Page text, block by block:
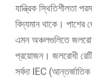
যান্ত্রিক স্থিতিশীলতা
বিদ্যমান থাকে। পাশের
এমন অঞ্চলগুলিতে
প্রয়োজন। জলরোধী
সর্বদা IEC